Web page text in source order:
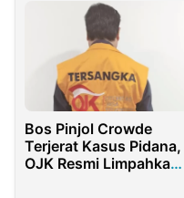
Bos Pinjol Crowde
Terjerat Kasus Pidana,
OJK Resmi Limpahkan